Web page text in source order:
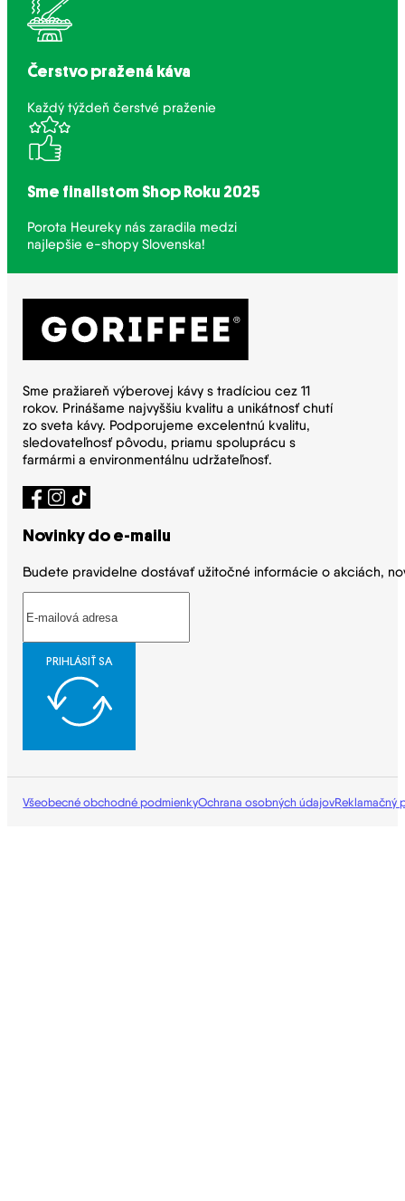
Čerstvo pražená káva
Každý týždeň čerstvé praženie
Sme finalistom Shop Roku 2025
Porota Heureky nás zaradila medzi
najlepšie e-shopy Slovenska!
Sme pražiareň výberovej kávy s tradíciou cez 11
rokov. Prinášame najvyššiu kvalitu a unikátnosť chutí
zo sveta kávy. Podporujeme excelentnú kvalitu,
sledovateľnosť pôvodu, priamu spoluprácu s
farmármi a environmentálnu udržateľnosť.
Novinky do e-mailu
Budete pravidelne dostávať užitočné informácie o akciách,
PRIHLÁSIŤ SA
Všeobecné obchodné podmienkyOchrana osobných údajovReklamačný